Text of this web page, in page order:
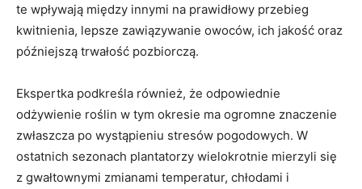
te wpływają między innymi na prawidłowy przebieg
kwitnienia, lepsze zawiązywanie owoców, ich jakość oraz
późniejszą trwałość pozbiorczą.
Ekspertka podkreśla również, że odpowiednie
odżywienie roślin w tym okresie ma ogromne znaczenie
zwłaszcza po wystąpieniu stresów pogodowych. W
ostatnich sezonach plantatorzy wielokrotnie mierzyli się
z gwałtownymi zmianami temperatur, chłodami i